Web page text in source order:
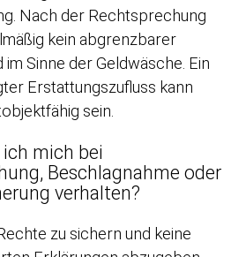
Nach der Rechtsprechung
kein abgrenzbarer
im Sinne der Geldwäsche. Ein
Erstattungszufluss kann
sein.
mich bei
Beschlagnahme oder
verhalten?
zu sichern und keine